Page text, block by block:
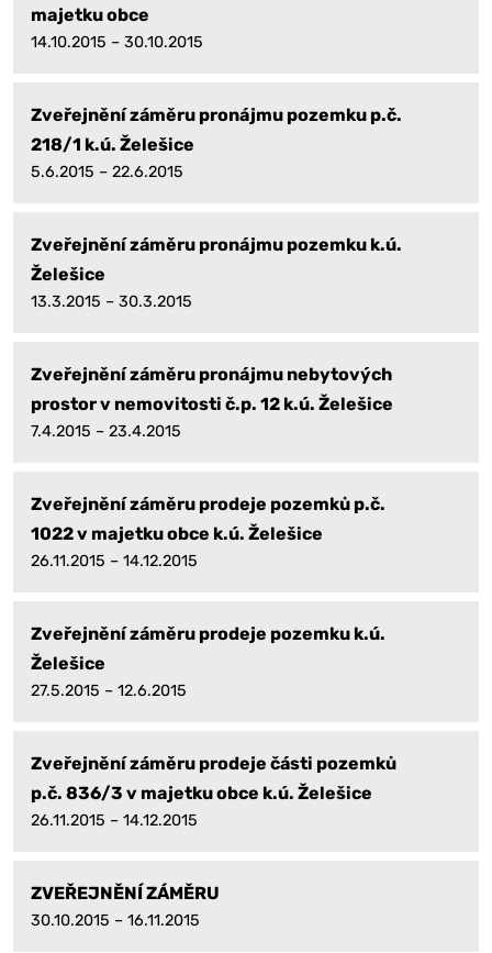
majetku obce
14.10.2015 – 30.10.2015
Zveřejnění záměru pronájmu pozemku p.č.
218/1 k.ú. Želešice
5.6.2015 – 22.6.2015
Zveřejnění záměru pronájmu pozemku k.ú.
Želešice
13.3.2015 – 30.3.2015
Zveřejnění záměru pronájmu nebytových
prostor v nemovitosti č.p. 12 k.ú. Želešice
7.4.2015 – 23.4.2015
Zveřejnění záměru prodeje pozemků p.č.
1022 v majetku obce k.ú. Želešice
26.11.2015 – 14.12.2015
Zveřejnění záměru prodeje pozemku k.ú.
Želešice
27.5.2015 – 12.6.2015
Zveřejnění záměru prodeje části pozemků
p.č. 836/3 v majetku obce k.ú. Želešice
26.11.2015 – 14.12.2015
ZVEŘEJNĚNÍ ZÁMĚRU
30.10.2015 – 16.11.2015